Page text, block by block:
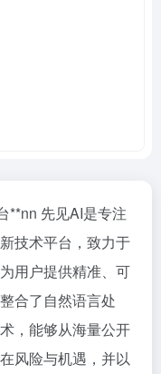
**nn 先见AI是专注
技术平台，致力于
用户提供精准、可
合了自然语言处
，能够从海量公开
风险与机遇，并以